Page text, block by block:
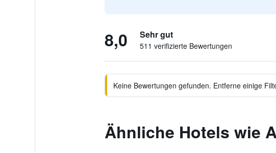
8,0 Sehr gut
511 verifizierte Bewertungen
Keine Bewertungen gefunden. Entferne einige
Ähnliche Hotels wie